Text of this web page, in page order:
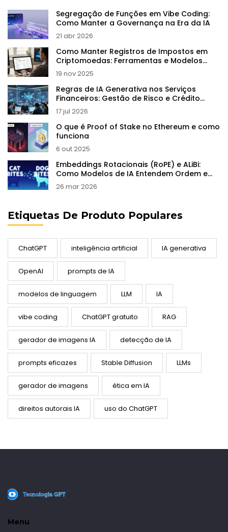
Segregação de Funções em Vibe Coding:
Como Manter a Governança na Era da IA
21 abr 2026
Como Manter Registros de Impostos em
Criptomoedas: Ferramentas e Modelos
para Acompanhar Transações
19 nov 2025
Regras de IA Generativa nos Serviços
Financeiros: Gestão de Risco e Crédito
Justo
17 jul 2026
O que é Proof of Stake no Ethereum e como
funciona
6 out 2025
Embeddings Rotacionais (RoPE) e ALiBi:
Como Modelos de IA Entendem Ordem e
Contexto
26 mar 2026
Etiquetas De Produto Populares
ChatGPT inteligência artificial IA generativa
OpenAI prompts de IA
modelos de linguagem LLM IA
vibe coding ChatGPT gratuito RAG
gerador de imagens IA detecção de IA
prompts eficazes Stable Diffusion LLMs
gerador de imagens ética em IA
direitos autorais IA uso do ChatGPT
Menu